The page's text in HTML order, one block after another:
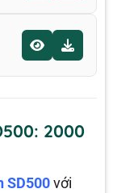
2000
SD500với